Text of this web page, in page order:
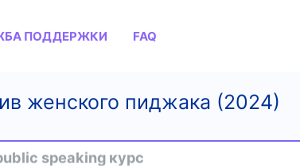
ПОДДЕРЖКИ FAQ
женского пиджака (2024)
speaking курс